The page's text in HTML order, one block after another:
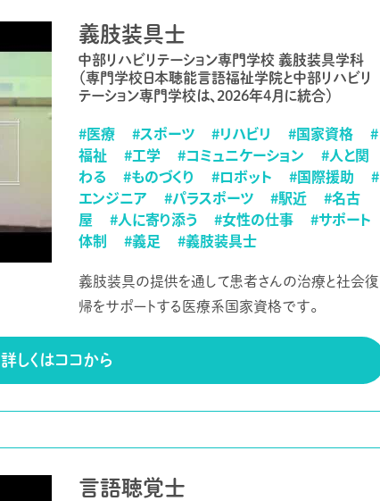
義肢装具士
中部リハビリテーション専門学校 義肢装具学科
（専門学校日本聴能言語福祉学院と中部リハビリ
テーション専門学校は、2026年4月に統合）
#医療 #スポーツ #リハビリ #国家資格
#
福祉
#工学 #コミュニケーション
#人と関
わる
#ものづくり #ロボット #国際援助
#
エンジニア
#パラスポーツ #駅近
#名古
屋
#人に寄り添う #女性の仕事
#サポート
体制
#義足 #義肢装具士
義肢装具の提供を通して患者さんの治療と社会復
帰をサポートする医療系国家資格です。
詳しくはココから
言語聴覚士